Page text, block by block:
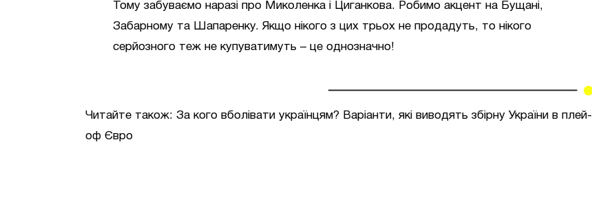
Тому забуваємо наразі про Миколенка і Циганкова. Робимо акцент на Бущані,
Забарному та Шапаренку. Якщо нікого з цих трьох не продадуть, то нікого
серйозного теж не купуватимуть – це однозначно!
Читайте також: За кого вболівати українцям? Варіанти, які виводять збірну України в плей-
оф Євро